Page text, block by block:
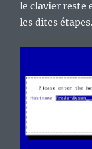
le clavier reste
les dites étapes.